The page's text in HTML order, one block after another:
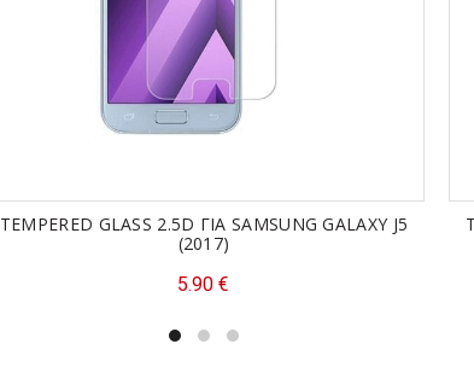
Δακτυλικό Αποτύπωμα: Ναί
Διαστάσεις: 165 x 77.4 x 8.4 mm
Βάρος: 203 gr
ΕΠΙΠΛΈΟΝ ΠΛΗΡΟΦΟΡΊΕΣ
Κωδικός προϊόντος:21000-1-
ΚΙΝΗΤΑ ΤΗΛΕΦΩΝΑ
TEMPERED GLASS 2.5D ΓΙΑ SAMSUNG GALAXY J5
(2017)
5.90€